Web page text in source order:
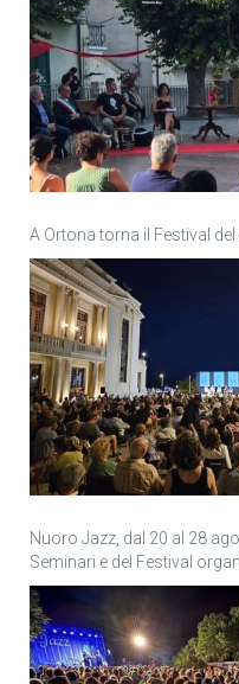
A Ortona torna il Festival
Nuoro Jazz, dal 20 al 28
Seminari e del Festival